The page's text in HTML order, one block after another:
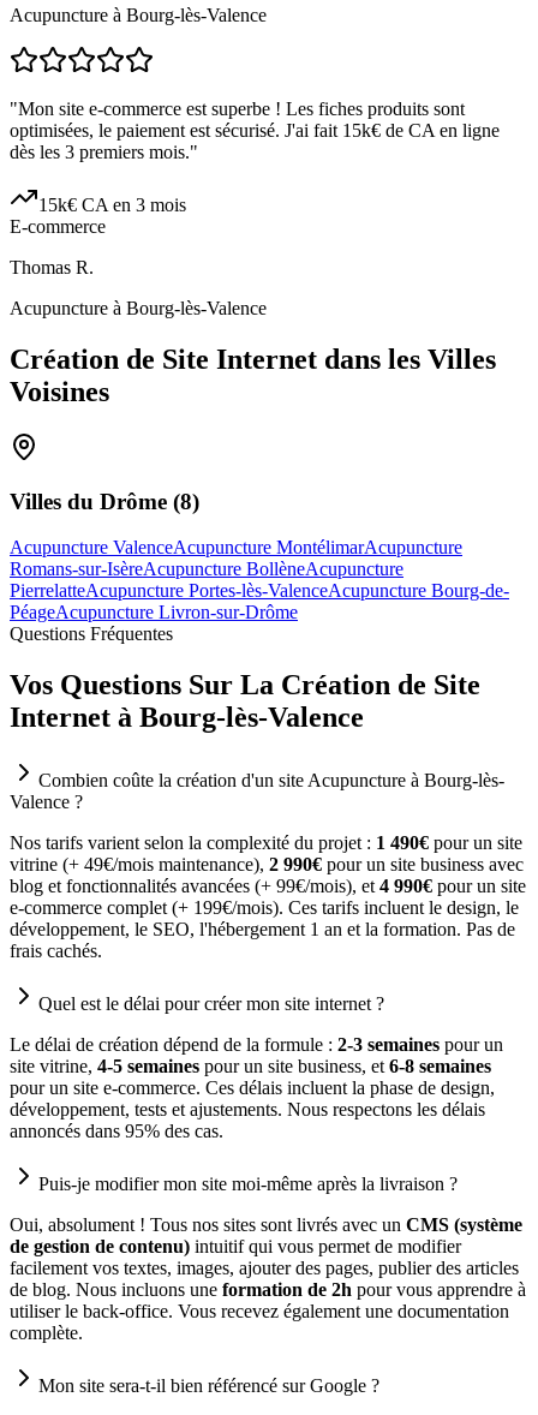
Acupuncture à Bourg-lès-Valence
"Mon site e-commerce est superbe ! Les fiches produits sont
optimisées, le paiement est sécurisé. J'ai fait 15k€ de CA en ligne
dès les 3 premiers mois."
15k€ CA en 3 mois
E-commerce
Thomas R.
Acupuncture à Bourg-lès-Valence
Création de Site Internet dans les Villes
Voisines
Villes du Drôme (8)
Acupuncture ValenceAcupuncture MontélimarAcupuncture
Romans-sur-IsèreAcupuncture BollèneAcupuncture
PierrelatteAcupuncture Portes-lès-ValenceAcupuncture Bourg-de-
PéageAcupuncture Livron-sur-Drôme
Questions Fréquentes
Vos Questions Sur La Création de Site
Internet à Bourg-lès-Valence
Combien coûte la création d'un site Acupuncture à Bourg-lès-
Valence ?
Nos tarifs varient selon la complexité du projet : 1 490€ pour un site
vitrine (+ 49€/mois maintenance), 2 990€ pour un site business avec
blog et fonctionnalités avancées (+ 99€/mois), et 4 990€ pour un site
e-commerce complet (+ 199€/mois). Ces tarifs incluent le design, le
développement, le SEO, l'hébergement 1 an et la formation. Pas de
frais cachés.
Quel est le délai pour créer mon site internet ?
Le délai de création dépend de la formule : 2-3 semaines pour un
site vitrine, 4-5 semaines pour un site business, et 6-8 semaines
pour un site e-commerce. Ces délais incluent la phase de design,
développement, tests et ajustements. Nous respectons les délais
annoncés dans 95% des cas.
Puis-je modifier mon site moi-même après la livraison ?
Oui, absolument ! Tous nos sites sont livrés avec un CMS (système
de gestion de contenu) intuitif qui vous permet de modifier
facilement vos textes, images, ajouter des pages, publier des articles
de blog. Nous incluons une formation de 2h pour vous apprendre à
utiliser le back-office. Vous recevez également une documentation
complète.
Mon site sera-t-il bien référencé sur Google ?